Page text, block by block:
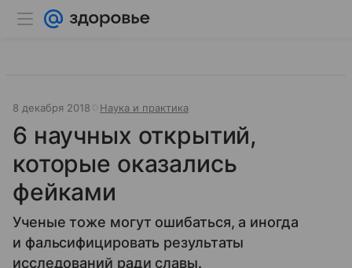
8 декабря 2018 Наука и практика
6 научных открытий,
которые оказались
фейками
Ученые тоже могут ошибаться, а иногда
и фальсифицировать результаты
исследований ради славы.